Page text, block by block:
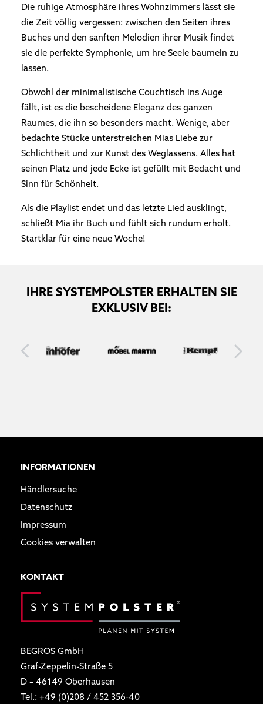
Die ruhige Atmosphäre ihres Wohnzimmers lässt sie
die Zeit völlig vergessen: zwischen den Seiten ihres
Buches und den sanften Melodien ihrer Musik findet
sie die perfekte Symphonie, um hre Seele baumeln zu
lassen.
Obwohl der minimalistische Couchtisch ins Auge
fällt, ist es die bescheidene Eleganz des ganzen
Raumes, die ihn so besonders macht. Wenige, aber
bedachte Stücke unterstreichen Mias Liebe zur
Schlichtheit und zur Kunst des Weglassens. Alles hat
seinen Platz und jede Ecke ist gefüllt mit Bedacht und
Sinn für Schönheit.
Als die Playlist endet und das letzte Lied ausklingt,
schließt Mia ihr Buch und fühlt sich rundum erholt.
Startklar für eine neue Woche!
IHRE SYSTEMPOLSTER ERHALTEN SIE
EXKLUSIV BEI:
INFORMATIONEN
Händlersuche
Datenschutz
Impressum
Cookies verwalten
KONTAKT
BEGROS GmbH
Graf-Zeppelin-Straße 5
D – 46149 Oberhausen
Tel.: +49 (0)208 / 452 356-40